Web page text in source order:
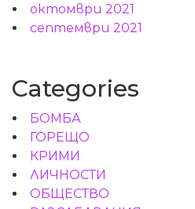
октомври 2021
септември 2021
Categories
БОМБА
ГОРЕЩО
КРИМИ
ЛИЧНОСТИ
ОБЩЕСТВО